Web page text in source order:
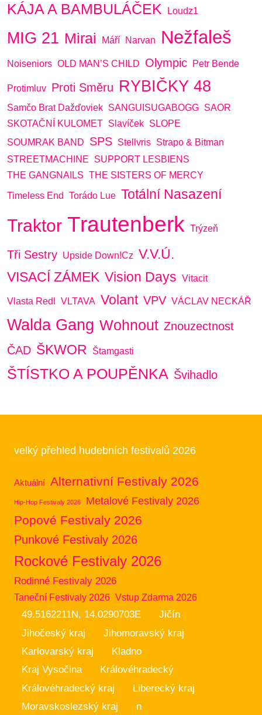
KÁJA A BAMBULÁČEK Loudz1
MIG 21 Mirai Máří Narvan Nežfaleš
Noiseniors OLD MAN’S CHILD Olympic Petr Bende
Protimluv Proti Směru RYBIČKY 48
Samčo Brat Dažďoviek SANGUISUGABOGG SAOR
SKOTAČNÍ KULOMET Slavíček SLOPE
SOUMRAK BAND
SPS Stellvris Strapo & Bitman
STREETMACHINE
SUPPORT LESBIENS
THE GANGNAILS THE SISTERS OF MERCY
Timeless End Torádo Lue Totální Nasazení
Traktor Trautenberk Trýzeň
Tři Sestry Upside Down!cz V.V.Ú.
VISACÍ ZÁMEK Vision Days Vitacit
Vlasta Redl VLTAVA Volant VPV VÁCLAV NECKÁŘ
Walda Gang Wohnout Znouzectnost
ČAD ŠKWOR Štamgasti
ŠTÍSTKO A POUPĚNKA Švihadlo
velký přehled hudebních festivalů 2026
Aktuální Alternativní Festivaly 2026
Hip-Hop Festivaly 2026 Metalové Festivaly 2026
Popové Festivaly 2026
Punkové Festivaly 2026
Rockové Festivaly 2026
Rodinné Festivaly 2026
Taneční Festivaly 2026 Vstup Zdarma 2026
49.5162211N, 14.0290703E
Jičín
Jihočeský kraj
Jihomoravský kraj
Karlovarský kraj
Kladno
Kraj Vysočina
Královéhradecký
Královéhradecký kraj
Liberecký kraj
Moravskoslezský kraj
n